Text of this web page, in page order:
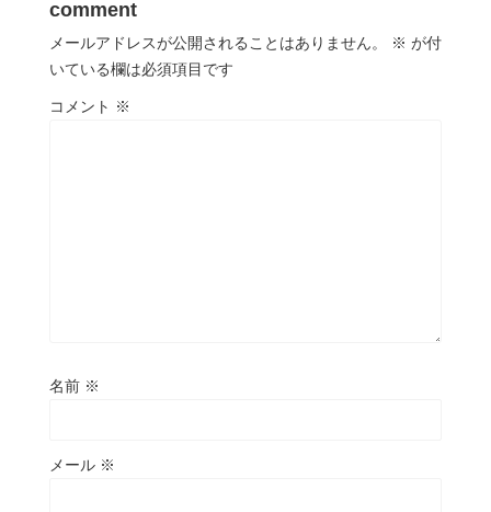
comment
メールアドレスが公開されることはありません。 ※ が付
いている欄は必須項目です
コメント ※
名前 ※
メール ※